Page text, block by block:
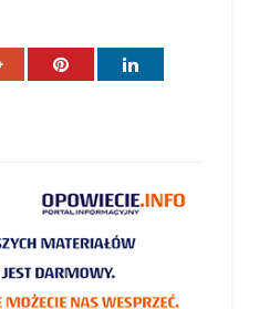
Google+ Pinterest LinkedIn